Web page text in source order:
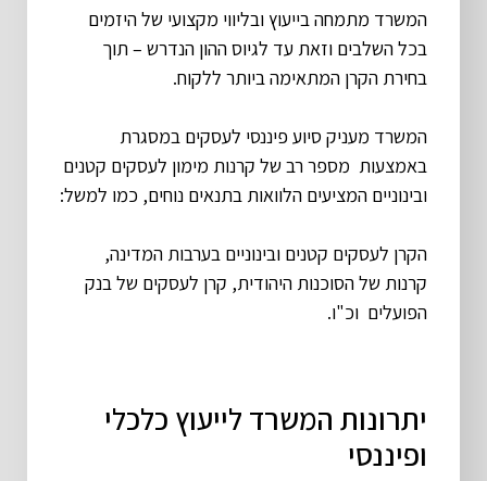
המשרד מתמחה בייעוץ ובליווי מקצועי של היזמים
בכל השלבים וזאת עד לגיוס ההון הנדרש – תוך
בחירת הקרן המתאימה ביותר ללקוח.
המשרד מעניק סיוע פיננסי לעסקים במסגרת
באמצעות מספר רב של קרנות מימון לעסקים קטנים
ובינוניים המציעים הלוואות בתנאים נוחים, כמו למשל:
הקרן לעסקים קטנים ובינוניים בערבות המדינה,
קרנות של הסוכנות היהודית, קרן לעסקים של בנק
הפועלים וכ"ו.
יתרונות המשרד לייעוץ כלכלי
ופיננסי